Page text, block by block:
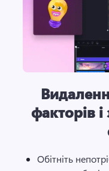
факторів
Обітніть